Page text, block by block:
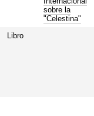
sobre la
"Celestina"
Libro